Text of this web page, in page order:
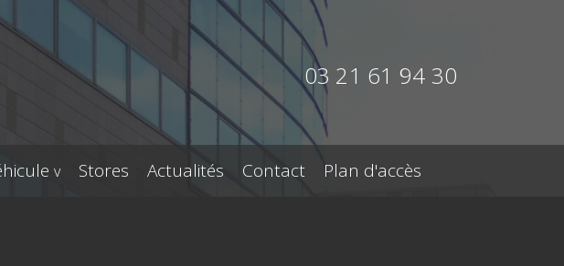
03 21 61 94 30
Stores Actualités Contact Plan d'accès